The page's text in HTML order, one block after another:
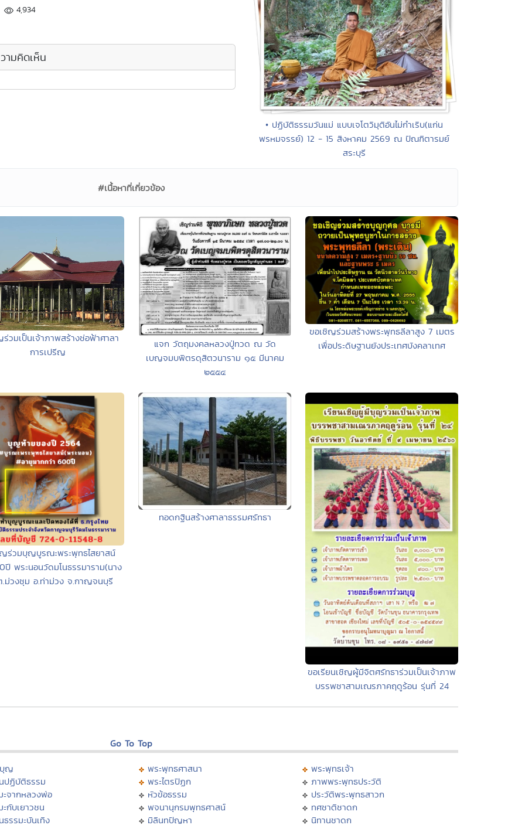
4,934
ามคิดเห็น
• ปฏิบัติธรรมวันแม่ แบบเจโตวิมุติอันไม่กำเริบ(แก่น
พรหมจรรย์) 12 - 15 สิงหาคม 2569 ณ ปัณฑิตารมย์
สระบุรี
#เนื้อหาที่เกี่ยวข้อง
วมเป็นเจ้าภาพสร้างช่อฟ้าศาลา
การเปรีญ
แจก วัตถุมงคลหลวงปู่ทวด ณ วัด
เบญจมบพิตรดุสิตวนาราม ๑๕ มีนาคม
๒๕๕๔
ขอเชิญร่วมสร้างพระพุทธลีลาสูง 7 เมตร
เพื่อประดิษฐานยังประเทศบังคลาเทศ
ร่วมบุญบูรณะพระพุทธไสยาสน์
ปี พระนอนวัดมโนธรรมาราม(นาง
.ม่วงชุม อ.ท่าม่วง จ.กาญจนบุรี
ทอดกฐินสร้างศาลาธรรมศรัทธา
ขอเรียนเชิญผู้มีจิตศรัทธาร่วมเป็นเจ้าภาพ
บรรพชาสามเณรภาคฤดูร้อน รุ่นที่ 24
Go To Top
ญ
ปฏิบัติธรรม
ะจากหลวงพ่อ
ะกับเยาวชน
ธรรมะบันเทิง
พระพุทธศาสนา
พระไตรปิฏก
หัวข้อธรรม
พจนานุกรมพุทธศาสน์
มิลินทปัญหา
พระพุทธเจ้า
ภาพพระพุทธประวัติ
ประวัติพระพุทธสาวก
ทศชาติชาดก
นิทานชาดก